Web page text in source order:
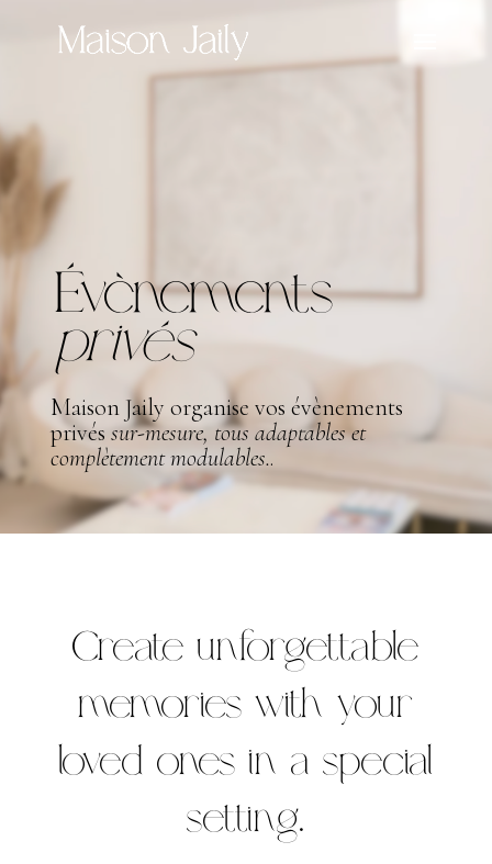
Évènements
privés
Maison Jaily organise vos évènements
privés sur-mesure, tous adaptables et
complètement modulables..
Create unforgettable
memories with your
loved ones in a special
setting.